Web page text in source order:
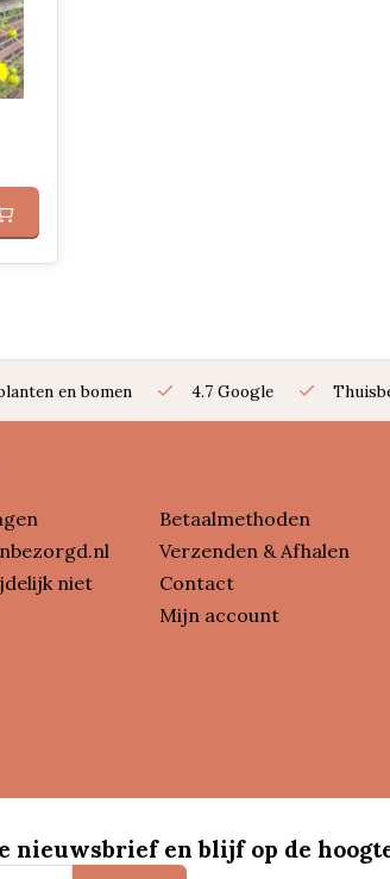
en bomen 4.7 Google
niet
Betaalmethoden
Verzenden & Afhalen
Contact
Mijn account
nieuwsbrief en blijf op de